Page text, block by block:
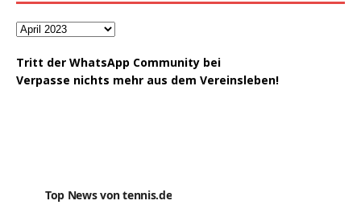
Tritt der WhatsApp Community bei
Verpasse nichts mehr aus dem Vereinsleben!